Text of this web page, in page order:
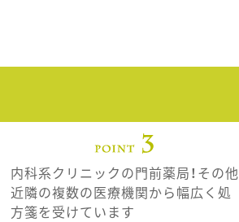
内科系クリニックの門前薬局！その他
近隣の複数の医療機関から幅広く処
方箋を受けています